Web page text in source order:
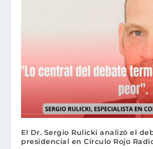
El Dr. Sergio Rulicki analizó el
presidencial en Círculo Rojo